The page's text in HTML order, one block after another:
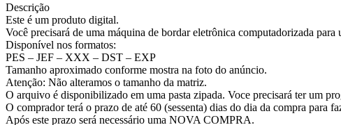
Descrição
Este é um produto digital.
Você precisará de uma máquina de bordar eletrônica computadorizada para
Disponível nos formatos:
PES – JEF – XXX – DST – EXP
Tamanho aproximado conforme mostra na foto do anúncio.
Atenção: Não alteramos o tamanho da matriz.
O arquivo é disponibilizado em uma pasta zipada. Voce precisará ter um
O comprador terá o prazo de até 60 (sessenta) dias do dia da compra para
Após este prazo será necessário uma NOVA COMPRA.